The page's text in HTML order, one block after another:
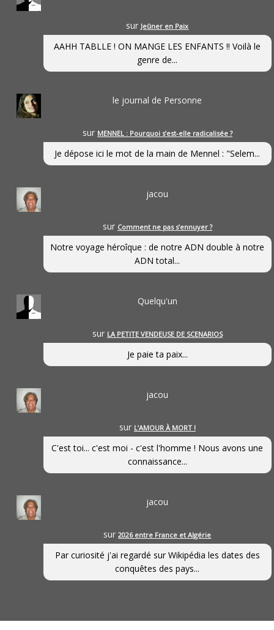
sur Jeûner en Paix
AAHH TABLLE ! ON MANGE LES ENFANTS !! Voilà le
genre de...
le journal de Personne
sur MENNEL : Pourquoi s’est-elle radicalisée ?
Je dépose ici le mot de la main de Mennel : "Selem...
jacou
sur Comment ne pas s’ennuyer ?
Notre voyage héroîque : de notre ADN double à notre
ADN total...
Quelqu'un
sur LA PETITE VENDEUSE DE SCENARIOS
Je paie ta paix...
jacou
sur L’AMOUR À MORT !
C'est toi... c'est moi - c'est l'homme ! Nous avons une
connaissance...
jacou
sur2026 entre France et Algérie
Par curiosité j'ai regardé sur Wikipédia les dates des
conquêtes des pays...